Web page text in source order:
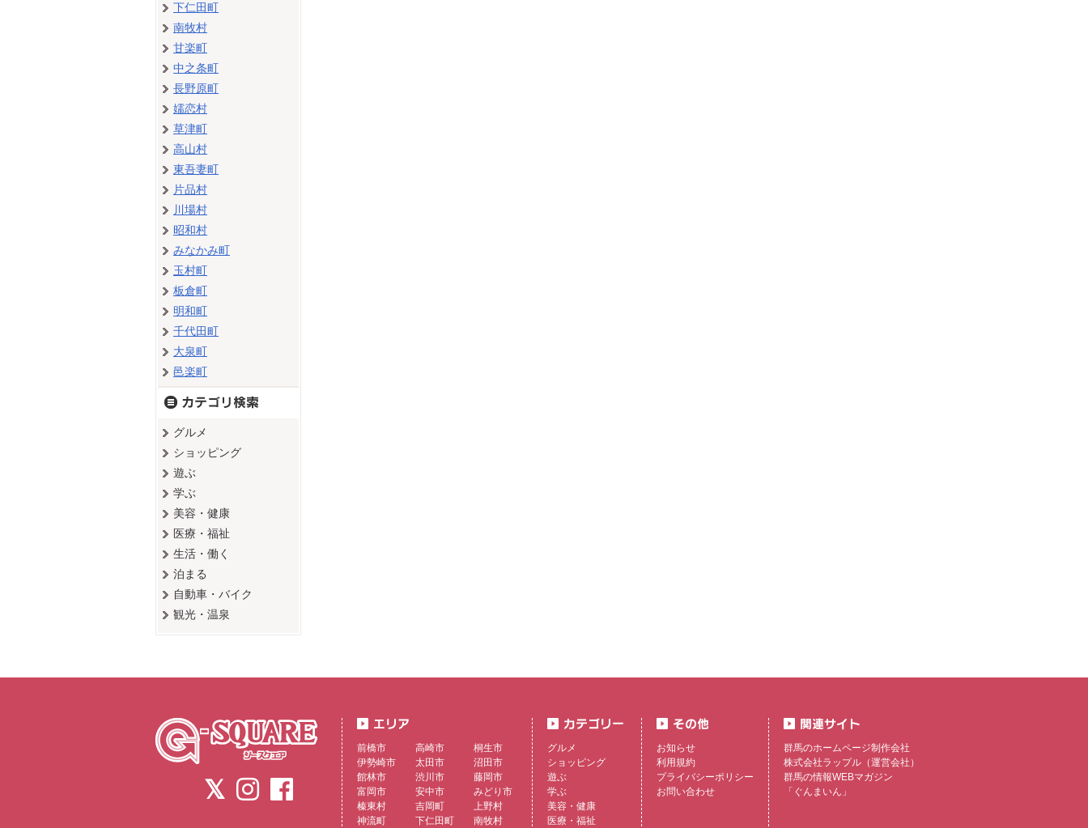
下仁田町
南牧村
甘楽町
中之条町
長野原町
嬬恋村
草津町
高山村
東吾妻町
片品村
川場村
昭和村
みなかみ町
玉村町
板倉町
明和町
千代田町
大泉町
邑楽町
グルメ
ショッピング
遊ぶ
学ぶ
美容・健康
医療・福祉
生活・働く
泊まる
自動車・バイク
観光・温泉
前橋市 高崎市
桐生市
伊勢崎市
太田市
沼田市
館林市
渋川市
藤岡市
富岡市
安中市
みどり市
榛東村
吉岡町
上野村
神流町
下仁田町 南牧村
グルメ
ショッピング
遊ぶ
学ぶ
美容・健康
医療・福祉
お知らせ
利用規約
プライバシーポリシー
お問い合わせ
群馬のホームページ制作会社
株式会社ラップル （運営会社）
群馬の情報WEBマガジン
「ぐんまいん」